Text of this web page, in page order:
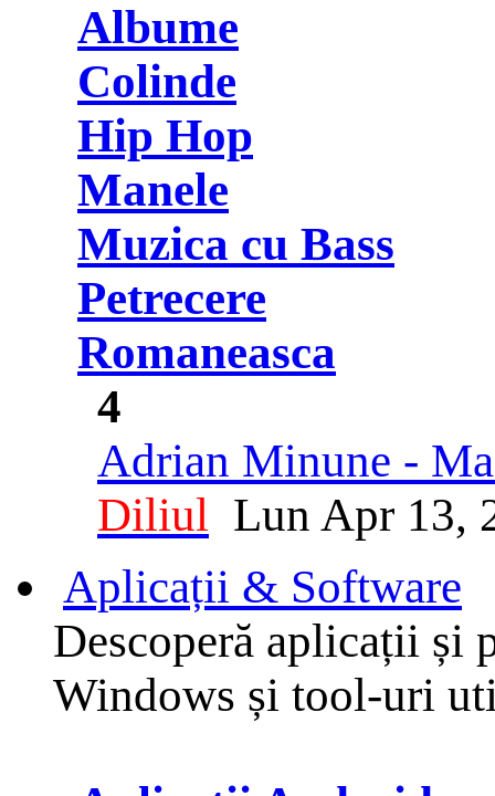
Albume
Colinde
Hip Hop
Manele
Muzica cu Bass
Petrecere
Romaneasca
4
Adrian Minune -
Diliul Lun Apr 13,
Aplicații & Software
Descoperă aplicații și
Windows și tool-uri